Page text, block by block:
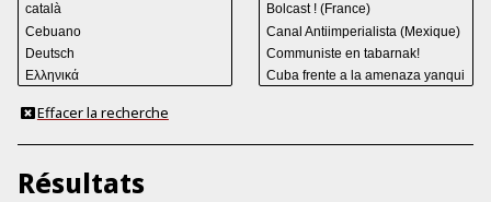
Effacer la recherche
Résultats